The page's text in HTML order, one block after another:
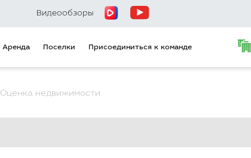
Видеообзоры
Аренда Поселки Присоединиться к команде
Оценка недвижимости